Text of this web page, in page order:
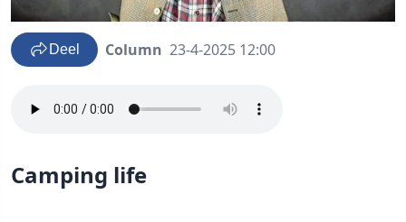
Deel Column 23-4-2025 12:00
Camping life